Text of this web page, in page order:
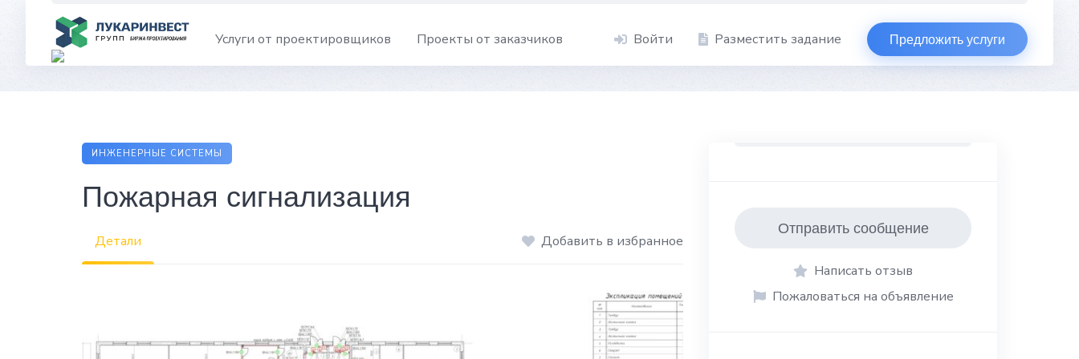
Услуги от проектировщиков Проекты от заказчиков Войти Разместить задание Предложить услуги
ИНЖЕНЕРНЫЕ СИСТЕМЫ
Пожарная сигнализация
Детали Добавить в избранное
Отправить сообщение
Написать отзыв
Пожаловаться на объявление